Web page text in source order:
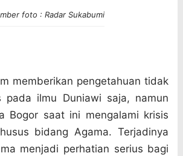
foto : Radar Sukabumi
memberikan pengetahuan tidak
pada ilmu Duniawi saja, namun
Bogor saat ini mengalami krisis
bidang Agama. Terjadinya
menjadi perhatian serius bagi